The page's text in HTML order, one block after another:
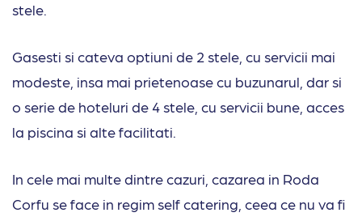
stele.
Gasesti si cateva optiuni de 2 stele, cu servicii mai
modeste, insa mai prietenoase cu buzunarul, dar si
o serie de hoteluri de 4 stele, cu servicii bune, acces
la piscina si alte facilitati.
In cele mai multe dintre cazuri, cazarea in Roda
Corfu se face in regim self catering, ceea ce nu va fi